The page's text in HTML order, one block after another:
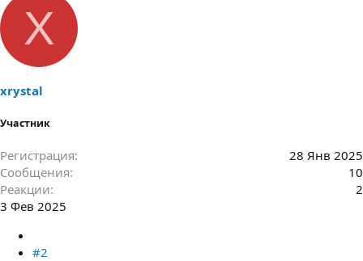
X
xrystal
Участник
Регистрация
28 Янв 2025
Сообщения
10
Реакции
2
3 Фев 2025
#2